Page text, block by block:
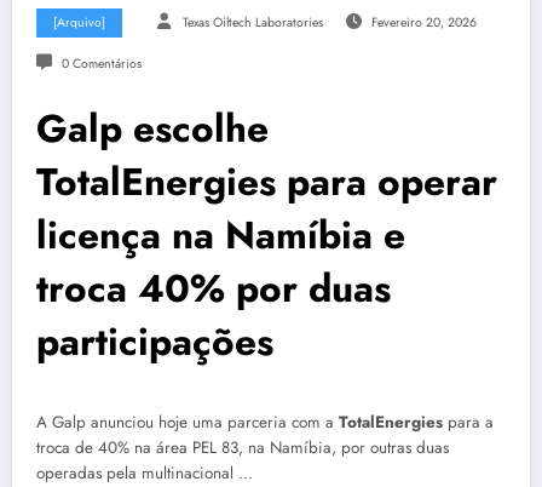
[Arquivo] Texas Oiltech Laboratories Fevereiro 20, 2026
0 Comentários
Galp escolhe
TotalEnergies para operar
licença na Namíbia e
troca 40% por duas
participações
A Galp anunciou hoje uma parceria com a TotalEnergies para a
troca de 40% na área PEL 83, na Namíbia, por outras duas
operadas pela multinacional …